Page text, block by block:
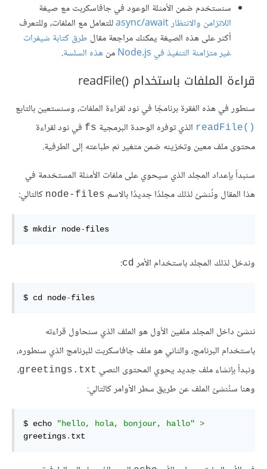
سنستخدم ضمن الأمثلة الوعود في جافاسكربت مع صيغة
اللاتزامن والانتظار ‎async/await‎
للتعامل مع الملفات، وللتعرف
أكثر على هذه الصيغة يمكنك مراجعة مقال طرق كتابة شيفرات
غير متزامنة التنفيذ في Node.js
منهذه السلسة.
قراءة الملفات باستخدام ‎readFile()‎
سنطور في هذه الفقرة برنامجًا في نود لقراءة الملفات، وسنستعين بالتابع
‎readFile()‎ الذي توفره الوحدة البرمجية ‎fs‎ في نود لقراءة
محتوى ملف معين وتخزينه ضمن متغير ثم طباعته إلى الطرفية.
سنبدأ بإعداد المجلد الذي سيحوي على ملفات الأمثلة المستخدمة في
هذا المقال ونُنشئ لذلك مجلدًا جديدًا بالاسم ‎node-files‎ كالتالي:
$ mkdir node-files
وندخل لذلك المجلد باستخدام الأمر ‎cd‎
:
$ cd node-files
ننشئ داخل المجلد ملفين الأول هو الملف الذي سنحاول قراءته
باستخدام البرنامج، والثاني هو ملف جافاسكربت للبرنامج الذي سنطوره،
ونبدأ بإنشاء ملف جديد يحوي المحتوى النصي ‎greetings.txt‎،
وهنا سنُنشئ الملف عن طريق سطر الأوامر كالتالي:
$ echo "hello, hola, bonjour, hallo" >
greetings. txt